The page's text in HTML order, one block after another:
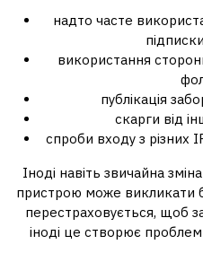
надто часте
використання
публікація
скарги від
спроби входу з різних
Іноді навіть звичайна
пристрою може викликати
перестраховується, щоб
іноді це створює